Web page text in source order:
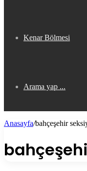
Kenar Bölmesi
Arama yap ...
Anasayfa/bahçeşehir